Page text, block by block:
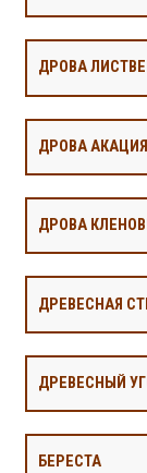
ДРОВА
ДРОВА АКАЦИЯ
ДРОВА
ДРЕВЕСНАЯ
ДРЕВЕСНЫЙ
БЕРЕСТА